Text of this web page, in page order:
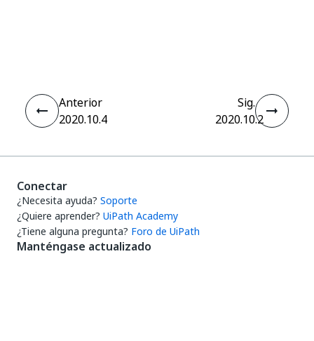
Anterior
2020.10.4
Sig.
2020.10.2
Conectar
¿Necesita ayuda? Soporte
¿Quiere aprender? UiPath Academy
¿Tiene alguna pregunta? Foro de UiPath
Manténgase actualizado